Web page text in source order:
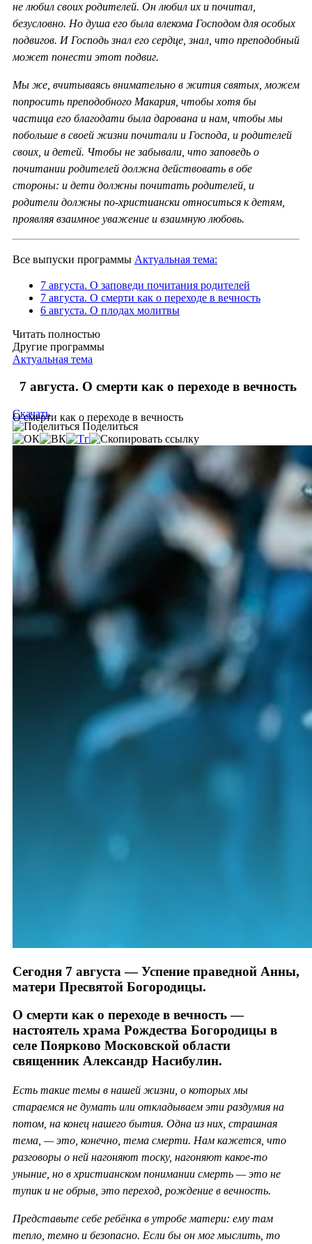
не любил своих родителей. Он любил их и почитал,
безусловно. Но душа его была влекома Господом для особых
подвигов. И Господь знал его сердце, знал, что преподобный
может понести этот подвиг.
Мы же, вчитываясь внимательно в жития святых, можем
попросить преподобного Макария, чтобы хотя бы
частица его благодати была дарована и нам, чтобы мы
побольше в своей жизни почитали и Господа, и родителей
своих, и детей. Чтобы не забывали, что заповедь о
почитании родителей должна действовать в обе
стороны: и дети должны почитать родителей, и
родители должны по-христиански относиться к детям,
проявляя взаимное уважение и взаимную любовь.
Все выпуски программы Актуальная тема:
7 августа. О заповеди почитания родителей
7 августа. О смерти как о переходе в вечность
6 августа. О плодах молитвы
Читать полностью
Другие программы
Актуальная тема
7 августа. О смерти как о переходе в вечность
О смерти как о переходе в вечность
Скачать
Поделиться
Сегодня 7 августа — Успение праведной Анны,
матери Пресвятой Богородицы.
О смерти как о переходе в вечность —
настоятель храма Рождества Богородицы в
селе Поярково Московской области
священник Александр Насибулин.
Есть такие темы в нашей жизни, о которых мы
стараемся не думать или откладываем эти раздумия на
потом, на конец нашего бытия. Одна из них, страшная
тема, — это, конечно, тема смерти. Нам кажется, что
разговоры о ней нагоняют тоску, нагоняют какое-то
уныние, но в христианском понимании смерть — это не
тупик и не обрыв, это переход, рождение в вечность.
Представьте себе ребёнка в утробе матери: ему там
тепло, темно и безопасно. Если бы он мог мыслить, то